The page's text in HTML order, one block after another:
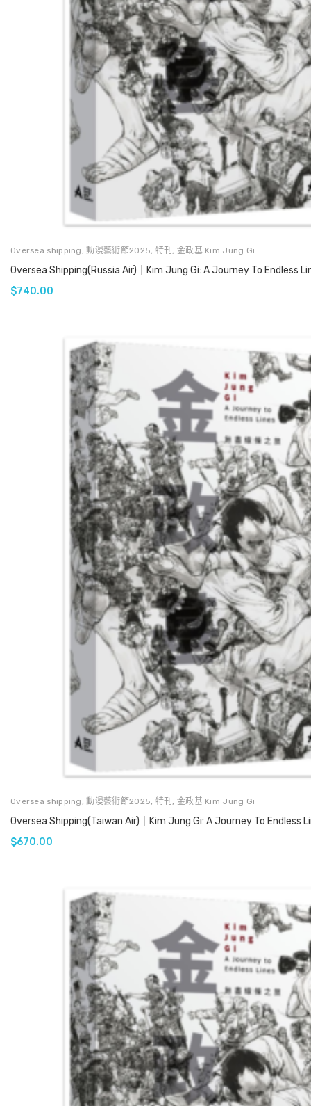
Oversea shipping ,動漫藝術節2025, 特刊 , 金政基 Kim Jung Gi
Oversea Shipping(Russia Air)｜Kim Jung Gi: A Journey To Endless
$740.00
Oversea shipping ,動漫藝術節2025, 特刊 , 金政基 Kim Jung Gi
Oversea Shipping(Taiwan Air)｜Kim Jung Gi: A Journey To Endless
$670.00